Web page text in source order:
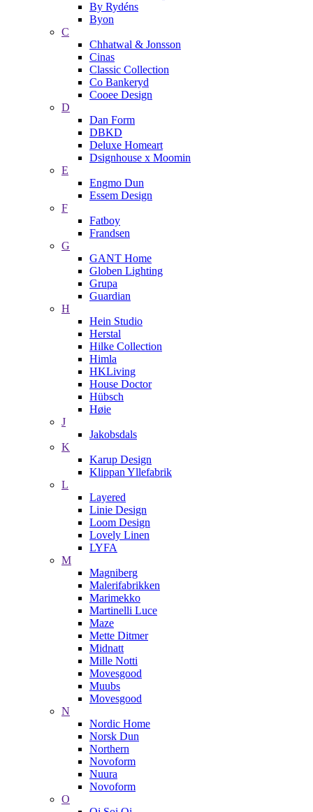
By Rydéns
Byon
C
Chhatwal & Jonsson
Cinas
Classic Collection
Co Bankeryd
Cooee Design
D
Dan Form
DBKD
Deluxe Homeart
Dsignhouse x Moomin
E
Engmo Dun
Essem Design
F
Fatboy
Frandsen
G
GANT Home
Globen Lighting
Grupa
Guardian
H
Hein Studio
Herstal
Hilke Collection
Himla
HKLiving
House Doctor
Hübsch
Høie
J
Jakobsdals
K
Karup Design
Klippan Yllefabrik
L
Layered
Linie Design
Loom Design
Lovely Linen
LYFA
M
Magniberg
Malerifabrikken
Marimekko
Martinelli Luce
Maze
Mette Ditmer
Midnatt
Mille Notti
Movesgood
Muubs
Movesgood
N
Nordic Home
Norsk Dun
Northern
Novoform
Nuura
Novoform
O